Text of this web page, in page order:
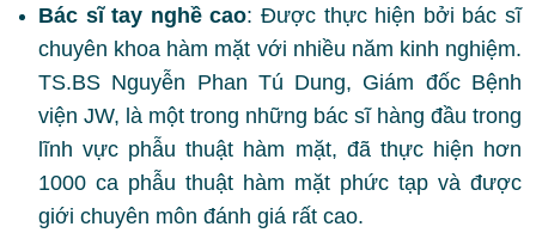
Bác sĩ tay nghề cao: Được thực hiện bởi bác sĩ
chuyên khoa hàm mặt với nhiều năm kinh nghiệm.
TS.BS Nguyễn Phan Tú Dung, Giám đốc Bệnh
viện JW, là một trong những bác sĩ hàng đầu trong
lĩnh vực phẫu thuật hàm mặt, đã thực hiện hơn
1000 ca phẫu thuật hàm mặt phức tạp và được
giới chuyên môn đánh giá rất cao.